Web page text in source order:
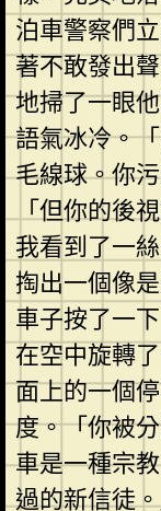
泊車警察們
著不敢發出
地掃了一眼
語氣冰冷。
毛線球。你
「但你的後
我看到了一
掏出一個像
車子按了一
在空中旋轉
面上的一個
度。「你被
車是一種宗
過的新信徒